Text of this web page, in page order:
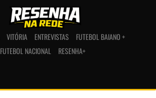
VITÓRIA ENTREVISTAS
FUTEBOL BAIANO +
FUTEBOL NACIONAL
RESENHA+